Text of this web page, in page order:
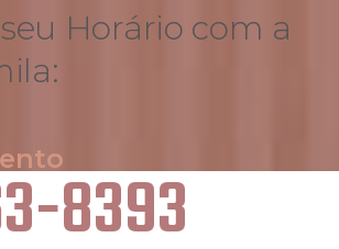
seu Horário com a
8393